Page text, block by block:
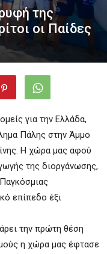
της
οι Παίδες
για την Ελλάδα,
Πάλης στην Άμμο
Η χώρα μας αφού
της διοργάνωσης,
επίπεδο έξι
την πρώτη θέση
η χώρα μας έφτασε